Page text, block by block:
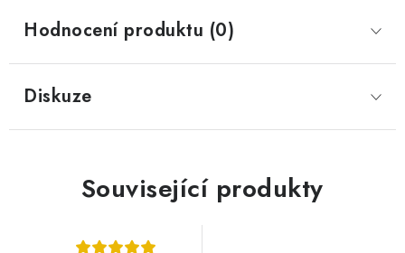
Hodnocení produktu (0)
Diskuze
Související produkty